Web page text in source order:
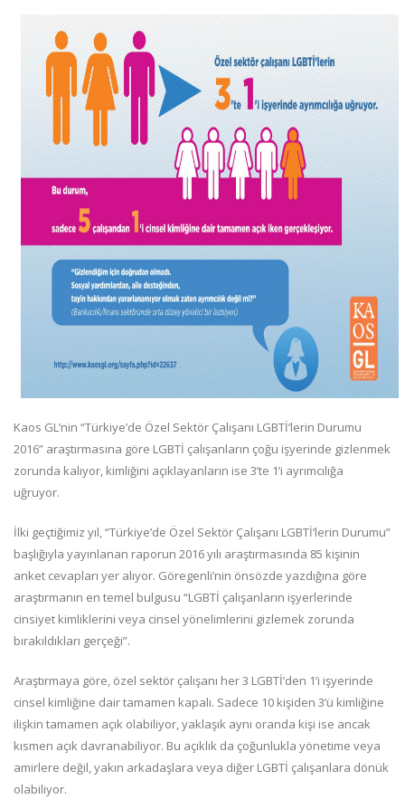
Kaos GL’nin “Türkiye’de Özel Sektör Çalışanı LGBTİ’lerin Durumu
2016” araştırmasına göre LGBTİ çalışanların çoğu işyerinde gizlenmek
zorunda kalıyor, kimliğini açıklayanların ise 3’te 1’i ayrımcılığa
uğruyor.
İlki geçtiğimiz yıl, “Türkiye’de Özel Sektör Çalışanı LGBTİ’lerin Durumu”
başlığıyla yayınlanan raporun 2016 yılı araştırmasında 85 kişinin
anket cevapları yer alıyor. Göregenli’nin önsözde yazdığına göre
araştırmanın en temel bulgusu “LGBTİ çalışanların işyerlerinde
cinsiyet kimliklerini veya cinsel yönelimlerini gizlemek zorunda
bırakıldıkları gerçeği”.
Araştırmaya göre, özel sektör çalışanı her 3 LGBTİ’den 1’i işyerinde
cinsel kimliğine dair tamamen kapalı. Sadece 10 kişiden 3’ü kimliğine
ilişkin tamamen açık olabiliyor, yaklaşık aynı oranda kişi ise ancak
kısmen açık davranabiliyor. Bu açıklık da çoğunlukla yönetime veya
amirlere değil, yakın arkadaşlara veya diğer LGBTİ çalışanlara dönük
olabiliyor.